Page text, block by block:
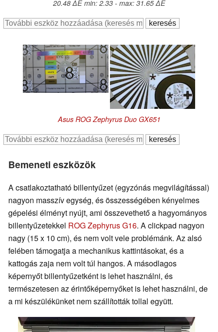
20.48 ∆E min: 2.33 - max: 31.65 ∆E
Asus ROG Zephyrus Duo GX651
Bemeneti eszközök
A csatlakoztatható billentyűzet (egyzónás megvilágítással)
nagyon masszív egység, és összességében kényelmes
gépelési élményt nyújt, ami összevethető a hagyományos
billentyűzetekkel ROG Zephyrus G16. A clickpad nagyon
nagy (15 x 10 cm), és nem volt vele problémánk. Az alsó
felében támogatja a mechanikus kattintásokat, és a
kattogás zaja nem volt túl hangos. A másodlagos
képernyőt billentyűzetként is lehet használni, és
természetesen az érintőképernyőket is lehet használni, de
a mi készülékünket nem szállították tollal együtt.